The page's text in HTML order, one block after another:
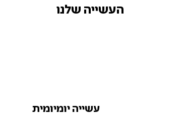
העשייה שלנו
עשייה יומיומית